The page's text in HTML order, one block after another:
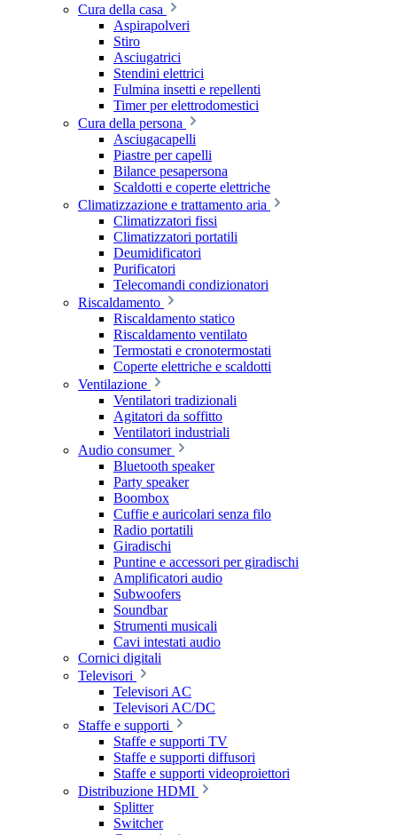
Cura della casa
Aspirapolveri
Stiro
Asciugatrici
Stendini elettrici
Fulmina insetti e repellenti
Timer per elettrodomestici
Cura della persona
Asciugacapelli
Piastre per capelli
Bilance pesapersona
Scaldotti e coperte elettriche
Climatizzazione e trattamento aria
Climatizzatori fissi
Climatizzatori portatili
Deumidificatori
Purificatori
Telecomandi condizionatori
Riscaldamento
Riscaldamento statico
Riscaldamento ventilato
Termostati e cronotermostati
Coperte elettriche e scaldotti
Ventilazione
Ventilatori tradizionali
Agitatori da soffitto
Ventilatori industriali
Audio consumer
Bluetooth speaker
Party speaker
Boombox
Cuffie e auricolari senza filo
Radio portatili
Giradischi
Puntine e accessori per giradischi
Amplificatori audio
Subwoofers
Soundbar
Strumenti musicali
Cavi intestati audio
Cornici digitali
Televisori
Televisori AC
Televisori AC/DC
Staffe e supporti
Staffe e supporti TV
Staffe e supporti diffusori
Staffe e supporti videoproiettori
Distribuzione HDMI
Splitter
Switcher